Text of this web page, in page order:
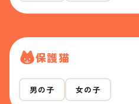
保護猫
男の子 女の子